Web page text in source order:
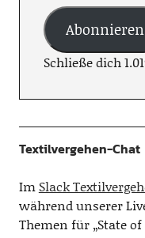
Abonnieren
Schließe dich
Textilvergehen-Chat
Im Slack
während unserer
Themen für „State